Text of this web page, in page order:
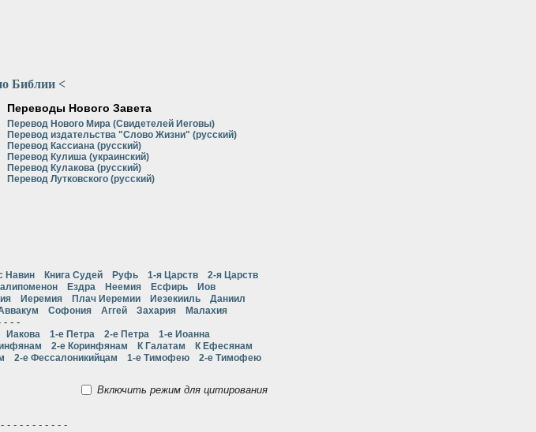
Библии <
Переводы Нового Завета
Перевод Нового Мира (Свидетелей Иеговы)
Перевод издательства "Слово Жизни" (русский)
Перевод Кассиана (русский)
Перевод Кулиша (украинский)
Перевод Кулакова (русский)
Перевод Лутковского (русский)
Навин Книга Судей Руфь 1-я Царств
2-я Царств
Ездра Неемия Есфирь
Иов
Иеремия Плач Иеремии Иезекииль
Даниил
Софония Аггей Захария Малахия
- - -
Иакова 1-е Петра 2-е Петра
1-е Иоанна
2-е Коринфянам К Галатам
К Ефесянам
2-е Фессалоникийцам 1-е Тимофею
2-е Тимофею
Включить режим для цитирования
- - - - - - - - - -